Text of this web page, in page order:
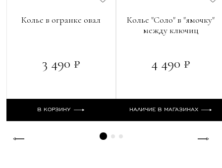
Колье в огранке овал
3 490 ₽
В КОРЗИНУ
Колье "Соло" в "ямочку"
между ключиц
4 490 ₽
НАЛИЧИЕ В МАГАЗИНАХ